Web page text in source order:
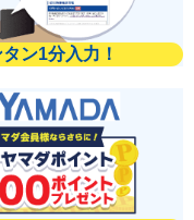
タン1分入力！